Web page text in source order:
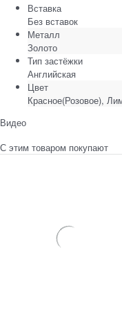
Вставка
Без вставок
Металл
Золото
Тип застёжки
Английская
Цвет
Красное(Розовое),
Видео
С этим товаром покупают